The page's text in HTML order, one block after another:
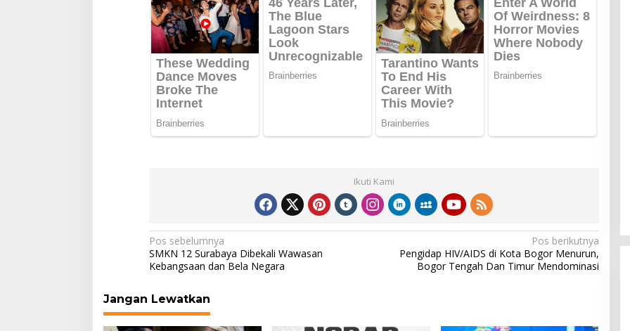
Ikuti Kami
Navigasi
pos
Pos sebelumnya
SMKN 12 Surabaya Dibekali Wawasan
Kebangsaan dan Bela Negara
Pos berikutnya
Pengidap HIV/AIDS di Kota Bogor Menurun,
Bogor Tengah Dan Timur Mendominasi
Jangan Lewatkan